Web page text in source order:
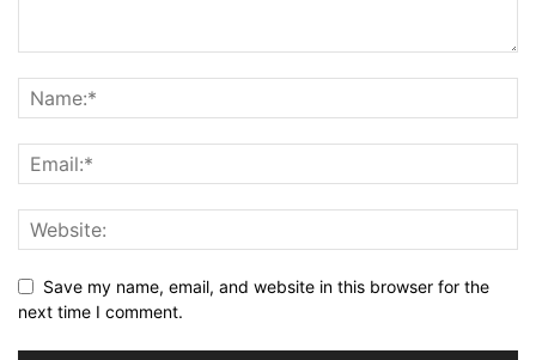
Save my name, email, and website in this browser for the
next time I comment.